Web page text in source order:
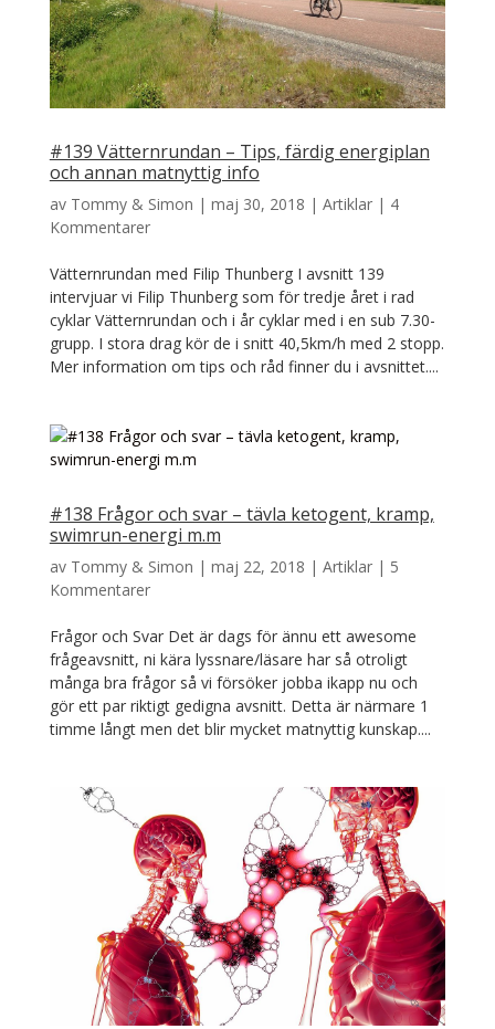
#139 Vätternrundan – Tips, färdig energiplan
och annan matnyttig info
av Tommy & Simon | maj 30, 2018 | Artiklar| 4
Kommentarer
Vätternrundan med Filip Thunberg I avsnitt 139
intervjuar vi Filip Thunberg som för tredje året i rad
cyklar Vätternrundan och i år cyklar med i en sub 7.30-
grupp. I stora drag kör de i snitt 40,5km/h med 2 stopp.
Mer information om tips och råd finner du i avsnittet....
#138 Frågor och svar – tävla ketogent, kramp,
swimrun-energi m.m
av Tommy & Simon | maj 22, 2018 | Artiklar| 5
Kommentarer
Frågor och Svar Det är dags för ännu ett awesome
frågeavsnitt, ni kära lyssnare/läsare har så otroligt
många bra frågor så vi försöker jobba ikapp nu och
gör ett par riktigt gedigna avsnitt. Detta är närmare 1
timme långt men det blir mycket matnyttig kunskap....